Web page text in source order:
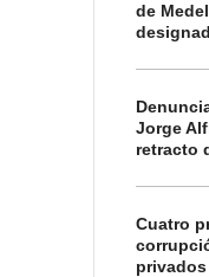
de
Jorge
retracto
Cuatro